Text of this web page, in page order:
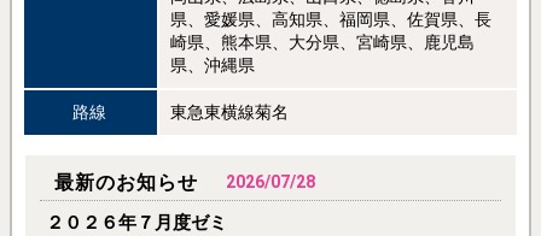
県、愛媛県、高知県、福岡県、佐賀県、長
崎県、熊本県、大分県、宮崎県、鹿児島
県、沖縄県
路線 東急東横線菊名
最新のお知らせ 2026/07/28
２０２６年７月度ゼミ